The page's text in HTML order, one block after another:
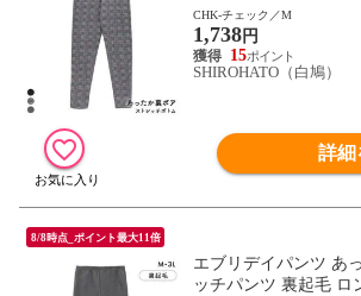
L パジャマ ルームウ
ー
CHK-チェック／M
1,738円
15
SHIROHATO（白鳩）
詳細
8/8時点_ポイント最大11倍
エブリデイパンツ あ
ッチパンツ 裏起毛 ロ